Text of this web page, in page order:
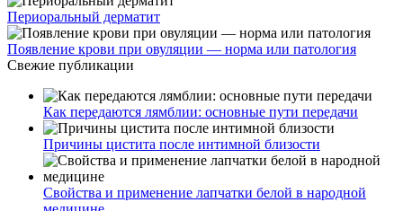
Периоральный дерматит
Появление крови при овуляции — норма или патология
Свежие публикации
Как передаются лямблии: основные пути передачи
Причины цистита после интимной близости
Свойства и применение лапчатки белой в народной